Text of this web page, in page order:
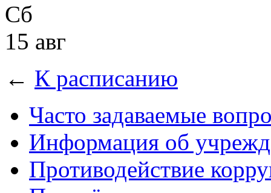
Сб
15 авг
← К расписанию
Часто задаваемые
Информация об
Противодействие